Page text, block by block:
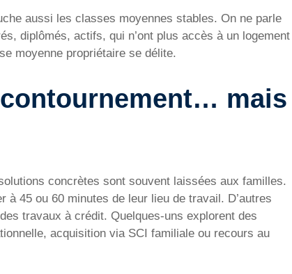
aussi les classes moyennes stables. On ne parle
diplômés, actifs, qui n’ont plus accès à un logement
moyenne propriétaire se délite.
mais
concrètes sont souvent laissées aux familles.
à 45 ou 60 minutes de leur lieu de travail. D’autres
travaux à crédit. Quelques-uns explorent des
acquisition via SCI familiale ou recours au